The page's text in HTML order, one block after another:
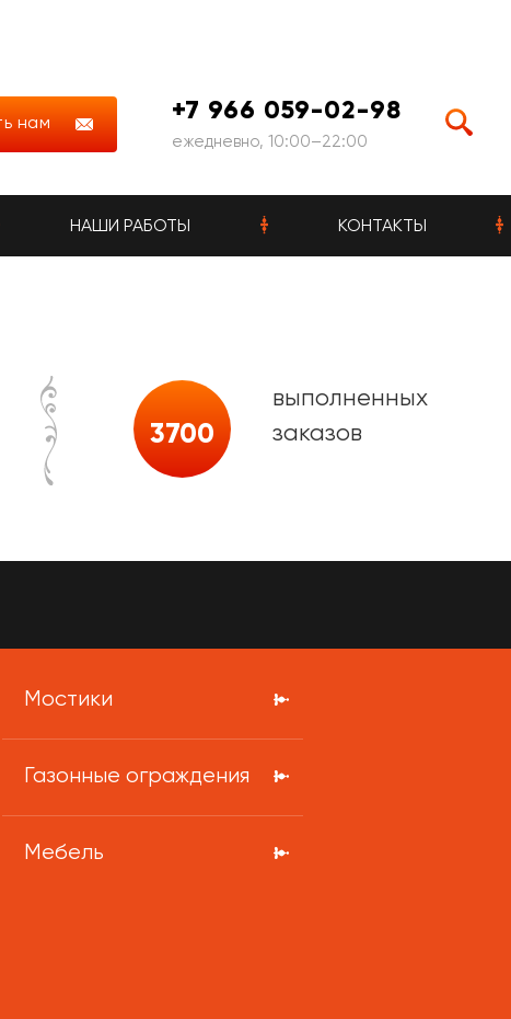
нам +7 966 059-02-98
ежедневно, 10:00–22:00
НАШИ РАБОТЫ КОНТАКТЫ
3700
выполненных
заказов
Мостики
Газонные ограждения
Мебель